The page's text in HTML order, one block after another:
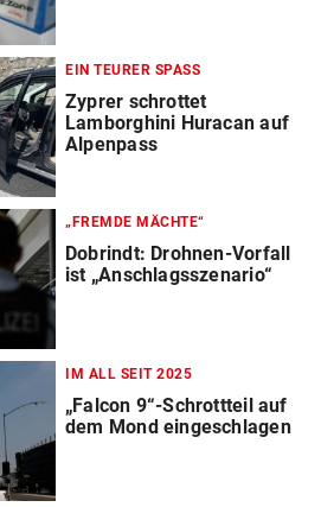
EIN TEURER SPASS
Zyprer schrottet
Lamborghini Huracan auf
Alpenpass
„FREMDE MÄCHTE“
Dobrindt: Drohnen-Vorfall
ist „Anschlagsszenario“
IM ALL SEIT 2025
„Falcon 9“-Schrottteil auf
dem Mond eingeschlagen